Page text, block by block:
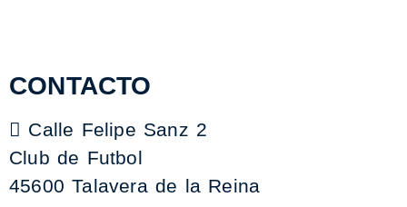
CONTACTO
Calle Felipe Sanz 2
Club de Futbol
45600 Talavera de la Reina